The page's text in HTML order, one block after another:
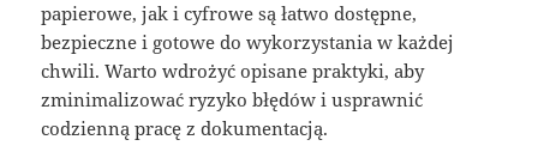
papierowe, jak i cyfrowe są łatwo dostępne,
bezpieczne i gotowe do wykorzystania w każdej
chwili. Warto wdrożyć opisane praktyki, aby
zminimalizować ryzyko błędów i usprawnić
codzienną pracę z dokumentacją.